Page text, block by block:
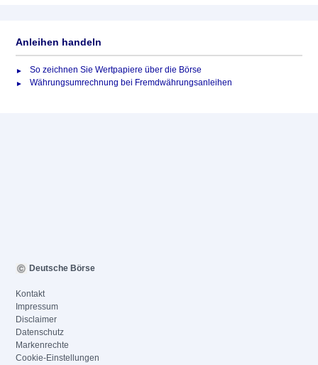
Anleihen handeln
So zeichnen Sie Wertpapiere über die Börse
Währungsumrechnung bei Fremdwährungsanleihen
Deutsche Börse
Kontakt
Impressum
Disclaimer
Datenschutz
Markenrechte
Cookie-Einstellungen